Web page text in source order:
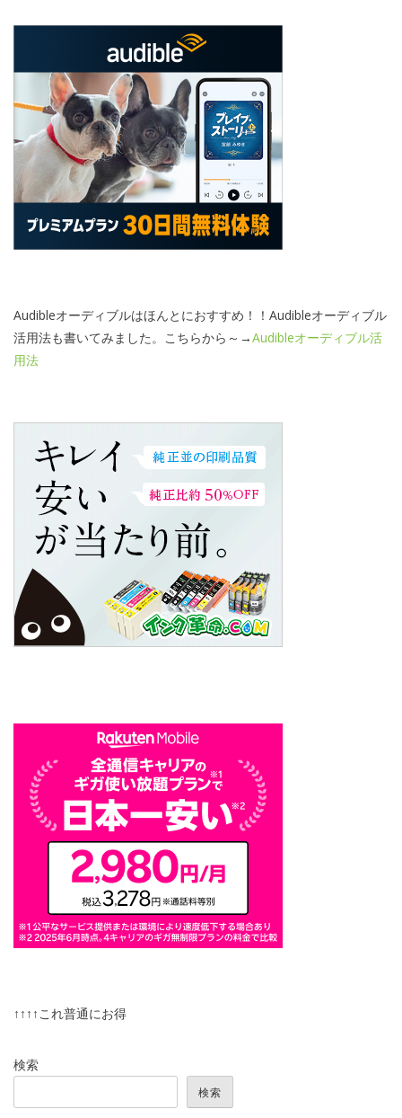
Audibleオーディブルはほんとにおすすめ！！Audibleオーディブル
活用法も書いてみました。こちらから～→Audibleオーディブル活
用法
↑↑↑↑これ普通にお得
検索
検索